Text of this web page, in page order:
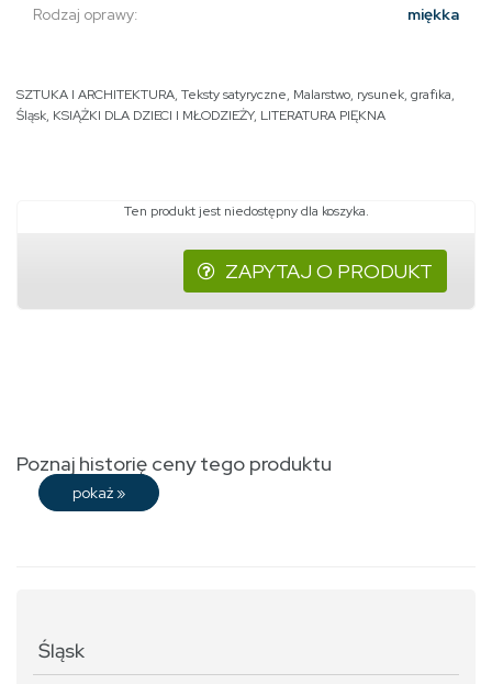
Rodzaj oprawy: miękka
SZTUKA I ARCHITEKTURA, Teksty satyryczne, Malarstwo, rysunek, grafika,
Śląsk, KSIĄŻKI DLA DZIECI I MŁODZIEŻY, LITERATURA PIĘKNA
Ten produkt jest niedostępny dla koszyka.
ZAPYTAJ O PRODUKT
Poznaj historię ceny tego produktu
pokaż »
Śląsk